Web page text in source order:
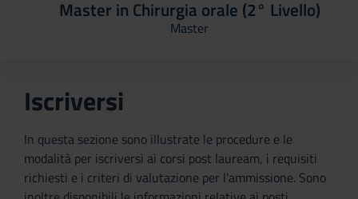
Master in Chirurgia orale (2° Livello)
Master
Iscriversi
In questa sezione sono illustrate le procedure e le
modalità per iscriversi ai corsi post lauream, i requisiti
richiesti e i criteri di valutazione per l’ammissione. Sono